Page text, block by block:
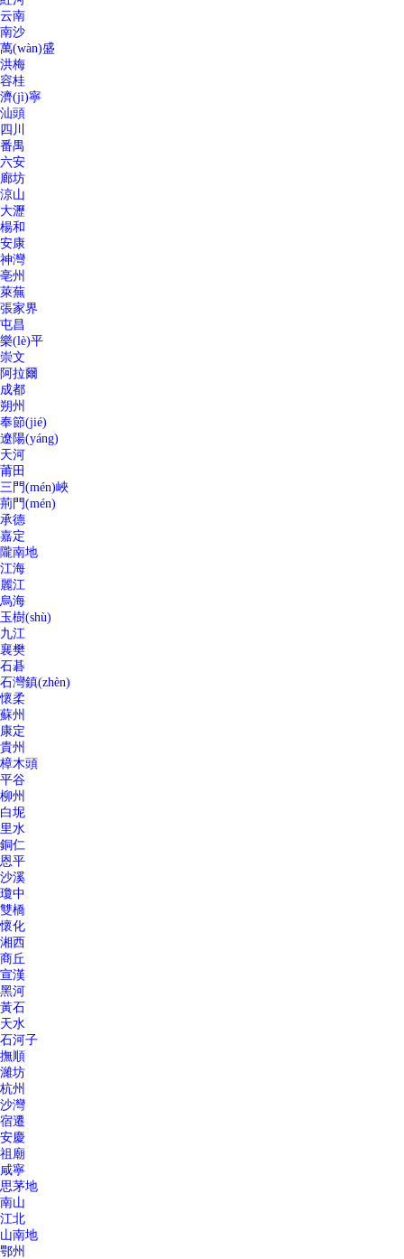
云南
南沙
萬(wàn)盛
洪梅
容桂
濟(jì)寧
汕頭
四川
番禺
六安
廊坊
涼山
大瀝
楊和
安康
神灣
亳州
萊蕪
張家界
屯昌
樂(lè)平
崇文
阿拉爾
成都
朔州
奉節(jié)
遼陽(yáng)
天河
莆田
三門(mén)峽
荊門(mén)
承德
嘉定
隴南地
江海
麗江
烏海
玉樹(shù)
九江
襄樊
石碁
石灣鎮(zhèn)
懷柔
蘇州
康定
貴州
樟木頭
平谷
柳州
白坭
里水
銅仁
恩平
沙溪
瓊中
雙橋
懷化
湘西
商丘
宣漢
黑河
黃石
天水
石河子
撫順
濰坊
杭州
沙灣
宿遷
安慶
祖廟
咸寧
思茅地
南山
江北
山南地
鄂州